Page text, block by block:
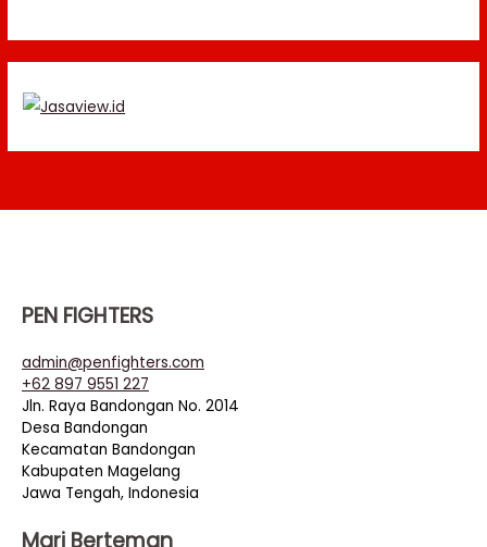
PEN FIGHTERS
admin@penfighters.com
+62 897 9551 227
Jln. Raya Bandongan No. 2014
Desa Bandongan
Kecamatan Bandongan
Kabupaten Magelang
Jawa Tengah, Indonesia